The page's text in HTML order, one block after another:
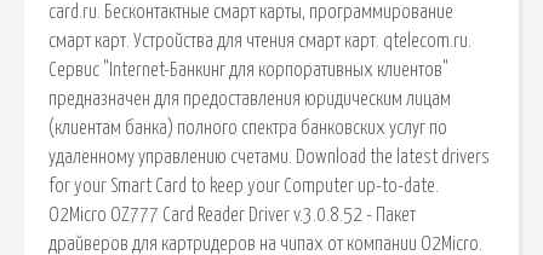
card.ru. Бесконтактные смарт карты, программирование
смарт карт. Устройства для чтения смарт карт. qtelecom.ru.
Сервис "Internet-Банкинг для корпоративных клиентов"
предназначен для предоставления юридическим лицам
(клиентам банка) полного спектра банковских услуг по
удаленному управлению счетами. Download the latest drivers
for your Smart Card to keep your Computer up-to-date.
O2Micro OZ777 Card Reader Driver v.3.0.8.52 - Пакет
драйверов для картридеров на чипах от компании O2Micro.